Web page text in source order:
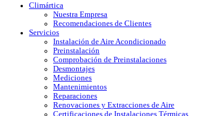
Climártica
Nuestra Empresa
Recomendaciones de Clientes
Servicios
Instalación de Aire Acondicionado
Preinstalación
Comprobación de Preinstalaciones
Desmontajes
Mediciones
Mantenimientos
Reparaciones
Renovaciones y Extracciones de Aire
Certificaciones de Instalaciones Térmicas